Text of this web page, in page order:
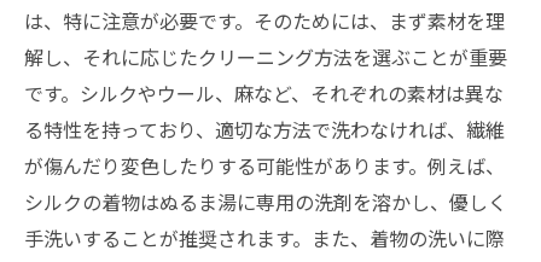
は、特に注意が必要です。そのためには、まず素材を理
解し、それに応じたクリーニング方法を選ぶことが重要
です。シルクやウール、麻など、それぞれの素材は異な
る特性を持っており、適切な方法で洗わなければ、繊維
が傷んだり変色したりする可能性があります。例えば、
シルクの着物はぬるま湯に専用の洗剤を溶かし、優しく
手洗いすることが推奨されます。また、着物の洗いに際